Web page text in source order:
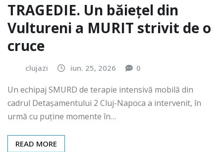
TRAGEDIE. Un băiețel din
Vultureni a MURIT strivit de o
cruce
clujazi iun. 25, 2026 0
Un echipaj SMURD de terapie intensivă mobilă din
cadrul Detașamentului 2 Cluj-Napoca a intervenit, în
urmă cu puține momente în…
READ MORE